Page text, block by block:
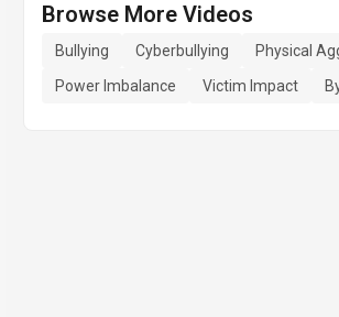
Browse More Videos
Bullying Cyberbullying Physical
Power Imbalance
Victim Impact